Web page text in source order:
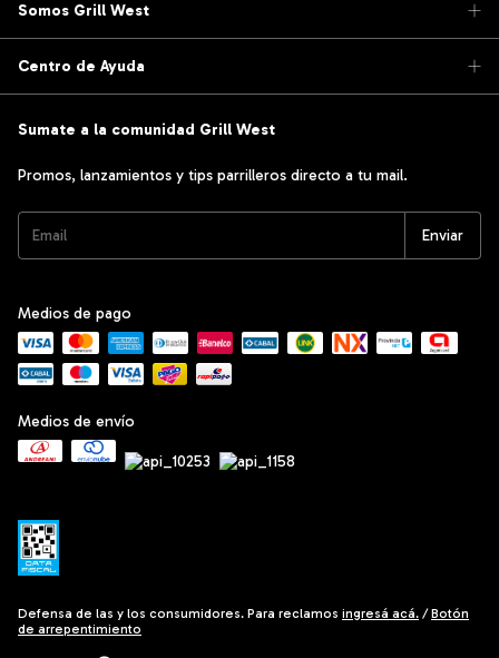
Somos Grill West
Centro de Ayuda
Sumate a la comunidad Grill West
Promos, lanzamientos y tips parrilleros directo a tu mail.
Medios de pago
Medios de envío
Defensa de las y los consumidores. Para reclamos ingresá acá. / Botón
de arrepentimiento